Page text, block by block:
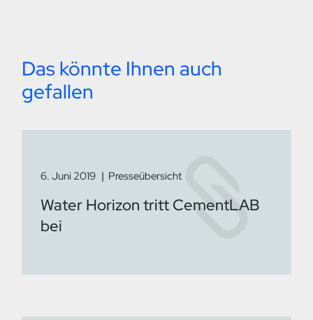
Das könnte Ihnen auch
gefallen
6. Juni 2019 Presseübersicht
Water Horizon tritt CementLAB
bei